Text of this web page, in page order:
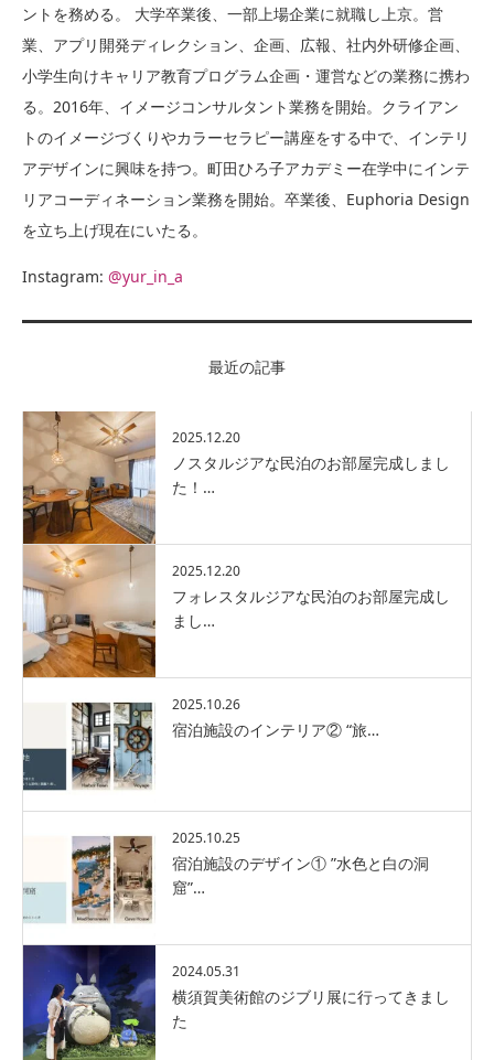
ントを務める。 大学卒業後、一部上場企業に就職し上京。営
業、アプリ開発ディレクション、企画、広報、社内外研修企画、
小学生向けキャリア教育プログラム企画・運営などの業務に携わ
る。2016年、イメージコンサルタント業務を開始。クライアン
トのイメージづくりやカラーセラピー講座をする中で、インテリ
アデザインに興味を持つ。町田ひろ子アカデミー在学中にインテ
リアコーディネーション業務を開始。卒業後、Euphoria Design
を立ち上げ現在にいたる。
Instagram: @yur_in_a
最近の記事
2025.12.20
ノスタルジアな民泊のお部屋完成しまし
た！…
2025.12.20
フォレスタルジアな民泊のお部屋完成し
まし…
2025.10.26
宿泊施設のインテリア② “旅…
2025.10.25
宿泊施設のデザイン① ”水色と白の洞
窟”…
2024.05.31
横須賀美術館のジブリ展に行ってきまし
た